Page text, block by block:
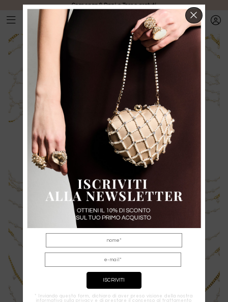
Consegna & Dazi e Tasse gratuti
* Inviando questo form, dichiaro di aver preso visione della nostra
informativa sulla privacy e di prestare il consenso al trattamento